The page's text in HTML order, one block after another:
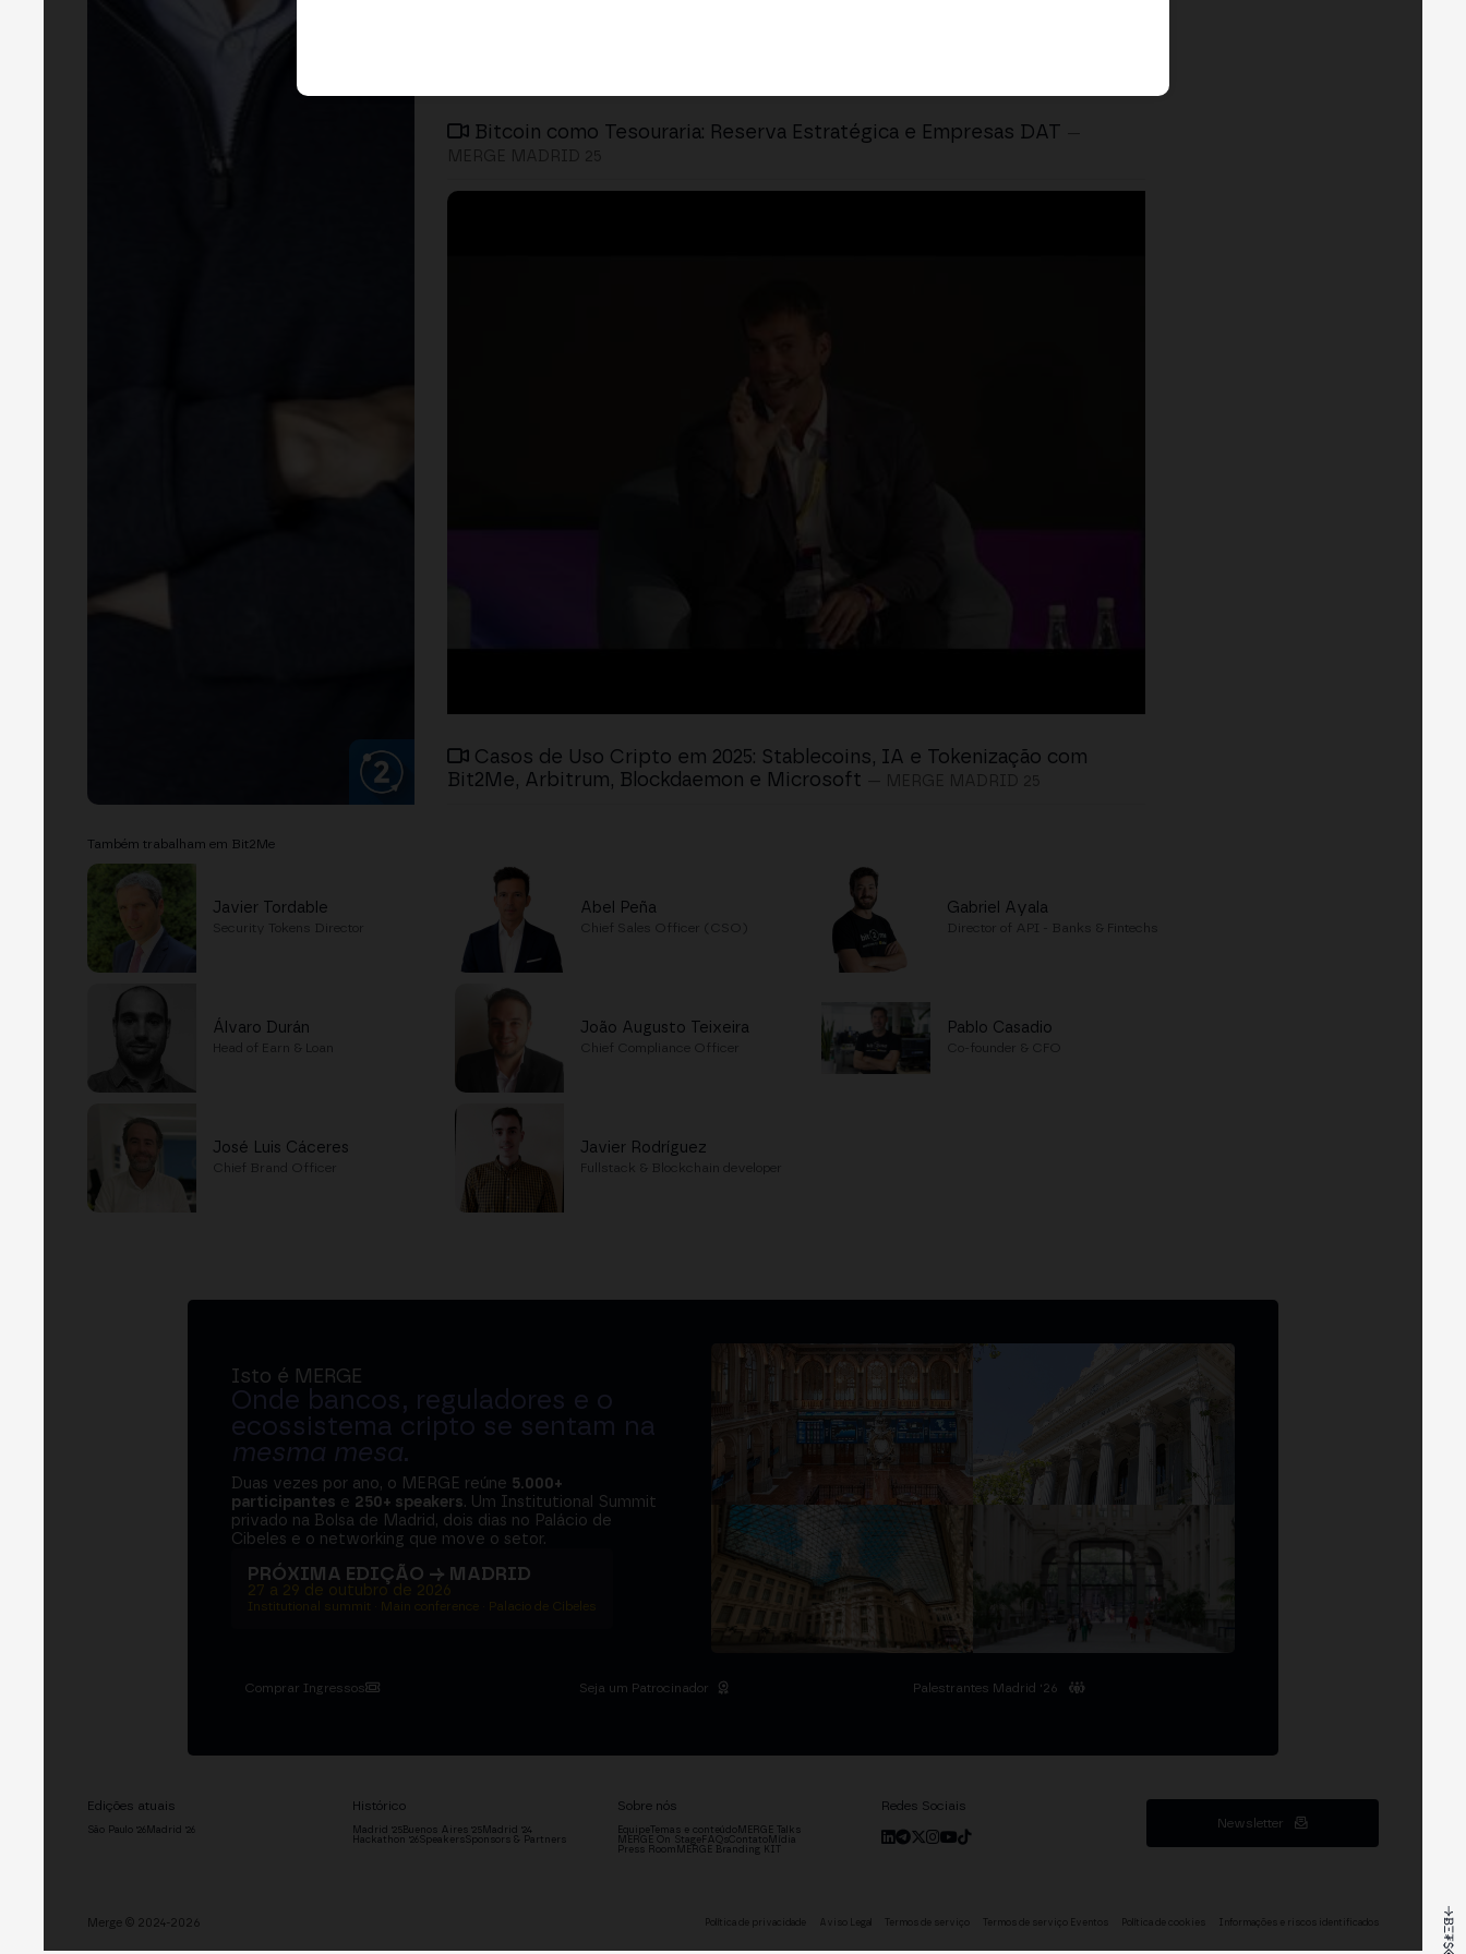
Bitcoin como Tesouraria: Reserva Estratégica e Empresas DAT
Casos de Uso Cripto em 2025: Stablecoins, IA e Tokenização com
Bit2Me, Arbitrum, Blockdaemon e Microsoft
Também trabalham em Bit2Me
Javier Tordable
Security Tokens Director
Abel Peña
Chief Sales Officer (CSO)
Gabriel Ayala
Director of API - Banks & Fintechs
Álvaro Durán
Head of Earn & Loan
João Augusto Teixeira
Chief Compliance Officer
Pablo Casadio
Co-founder & CFO
José Luis Cáceres
Chief Brand Officer
Javier Rodríguez
Fullstack & Blockchain developer
Isto é MERGE
Onde bancos, reguladores e o
ecossistema cripto se sentam na
mesma mesa.
Duas vezes por ano, o MERGE reúne 5.000+
participantes e 250+ speakers. Um Institutional Summit
privado na Bolsa de Madrid, dois dias no Palácio de
Cibeles e o networking que move o setor.
PRÓXIMA EDIÇÃO → MADRID
27 a 29 de outubro de 2026
Institutional summit · Main conference · Palacio de Cibeles
Comprar Ingressos Seja um Patrocinador Palestrantes Madrid '26
Edições atuais
São Paulo '26 Madrid '26
Histórico
Madrid '25Buenos Aires '25Madrid '24
Hackathon '26 SpeakersSponsors & Partners
Sobre nós
EquipeTemas e conteúdoMERGE Talks
MERGE On StageFAQsContatoMídia
Press Room MERGE Branding KIT
Redes Sociais
Newsletter
Merge © 2024-2026 Política de privacidade Aviso Legal Termos de serviço Termos de serviço Eventos Política de cookies Informações e riscos identificados